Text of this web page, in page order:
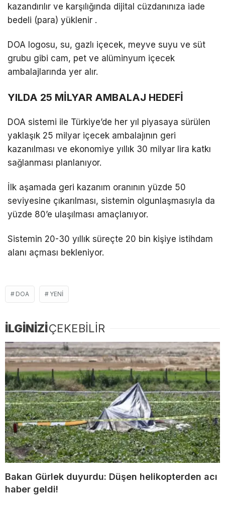
kazandırılır ve karşılığında dijital cüzdanınıza iade
bedeli (para) yüklenir .
DOA logosu, su, gazlı içecek, meyve suyu ve süt
grubu gibi cam, pet ve alüminyum içecek
ambalajlarında yer alır.
YILDA 25 MİLYAR AMBALAJ HEDEFİ
DOA sistemi ile Türkiye’de her yıl piyasaya sürülen
yaklaşık 25 milyar içecek ambalajının geri
kazanılması ve ekonomiye yıllık 30 milyar lira katkı
sağlanması planlanıyor.
İlk aşamada geri kazanım oranının yüzde 50
seviyesine çıkarılması, sistemin olgunlaşmasıyla da
yüzde 80’e ulaşılması amaçlanıyor.
Sistemin 20-30 yıllık süreçte 20 bin kişiye istihdam
alanı açması bekleniyor.
DOA YENI
İLGİNİZİÇEKEBİLİR
Bakan Gürlek duyurdu: Düşen helikopterden acı
haber geldi!